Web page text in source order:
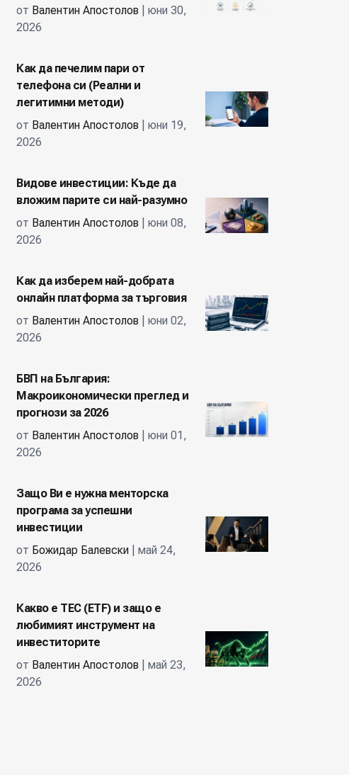
от Валентин Апостолов | юни 30,
2026
Как да печелим пари от
телефона си (Реални и
легитимни методи)
от Валентин Апостолов | юни 19,
2026
Видове инвестиции: Къде да
вложим парите си най-разумно
от Валентин Апостолов | юни 08,
2026
Как да изберем най-добрата
онлайн платформа за търговия
от Валентин Апостолов | юни 02,
2026
БВП на България:
Макроикономически преглед и
прогнози за 2026
от Валентин Апостолов | юни 01,
2026
Защо Ви е нужна менторска
програма за успешни
инвестиции
от Божидар Балевски | май 24,
2026
Какво е ТЕС (ETF) и защо е
любимият инструмент на
инвеститорите
от Валентин Апостолов | май 23,
2026